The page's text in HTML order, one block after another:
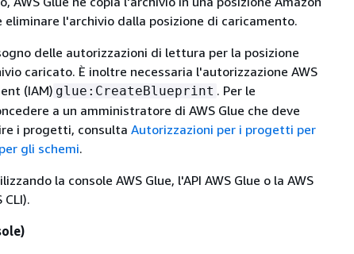
eliminare l'archivio dalla posizione di caricamento.
delle autorizzazioni di lettura per la posizione
caricato. È inoltre necessaria l'autorizzazione AWS
(IAM) glue:CreateBlueprint . Per le
a un amministratore di AWS Glue che deve
i progetti, consulta Autorizzazioni per i progetti per
gli schemi.
la console AWS Glue, l'API AWS Glue o la AWS